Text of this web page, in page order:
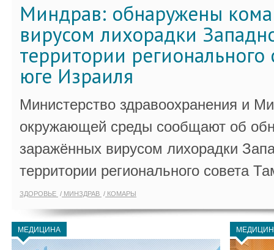
Миндрав: обнаружены
вирусом лихорадки
территории регионального
юге Израиля
Министерство здравоохранения и
окружающей среды сообщают об
заражённых вирусом лихорадки
территории регионального совета
ЗДОРОВЬЕ МИНЗДРАВ КОМАРЫ
МЕДИЦИНА